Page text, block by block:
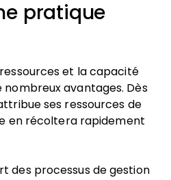
pratique
et la capacité
avantages. Dès
ses ressources de
en récoltera rapidement
des processus de gestion